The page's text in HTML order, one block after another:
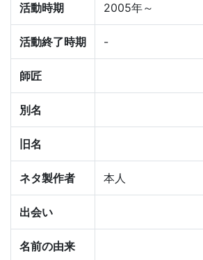
活動時期 2005年～
活動終了時期 -
師匠
別名
旧名
ネタ製作者 本人
出会い
名前の由来